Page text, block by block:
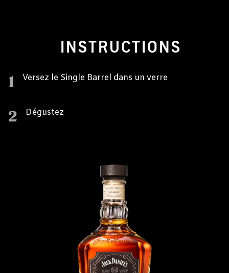
INSTRUCTIONS
1 Versez le Single Barrel dans un verre
2 Dégustez